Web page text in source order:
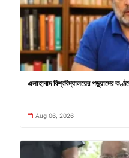
এলাহাবাদ বিশ্ববিদ্যালয়ের পড়ুয়াদের
Aug 06, 2026